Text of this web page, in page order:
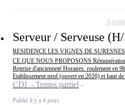
Serveur / Serveuse
RESIDENCE LES VIGNES DE
CE QUE NOUS PROPOSONS
Reprise d'ancienneté Horaires: roulement en
Etablissement neuf (ouvert en 2020) et haut
CDI - Temps partiel
Publié il y a 4 jours